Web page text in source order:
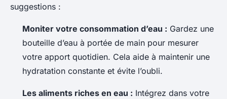
suggestions :
Moniter votre consommation d’eau : Gardez une
bouteille d’eau à portée de main pour mesurer
votre apport quotidien. Cela aide à maintenir une
hydratation constante et évite l’oubli.
Les aliments riches en eau : Intégrez dans votre